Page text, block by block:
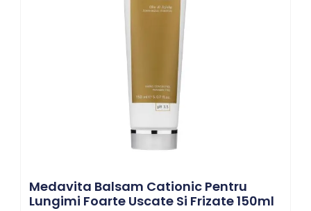
Medavita Balsam Cationic Pentru
Lungimi Foarte Uscate Si Frizate 150ml